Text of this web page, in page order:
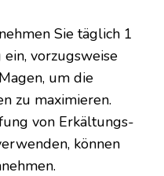
Sie täglich 1
vorzugsweise
um die
zu maximieren.
von Erkältungs-
können